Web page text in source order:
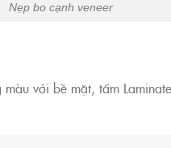
Nẹp bo cạnh veneer
với bề mặt, tấm